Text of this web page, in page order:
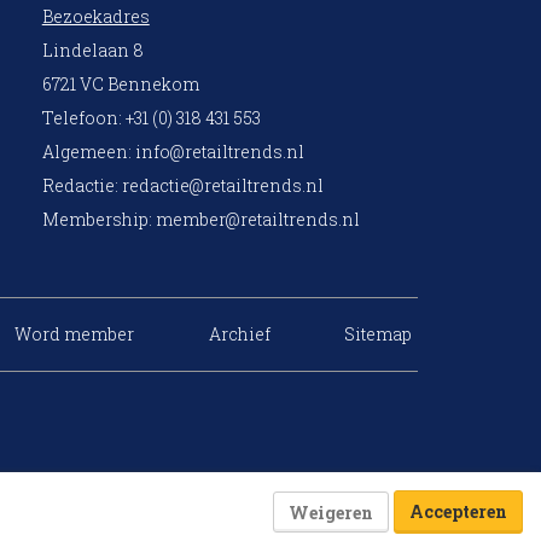
Bezoekadres
Lindelaan 8
6721 VC Bennekom
Telefoon: +31 (0) 318 431 553
Algemeen: info@retailtrends.nl
Redactie: redactie@retailtrends.nl
Membership: member@retailtrends.nl
Word member Archief Sitemap
Weigeren Accepteren